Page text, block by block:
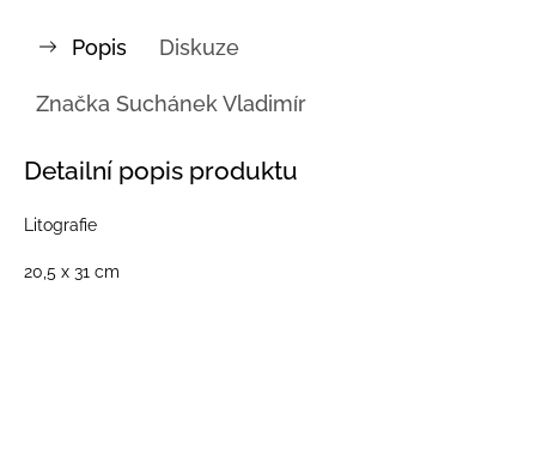
Popis Diskuze
Značka Suchánek Vladimír
Detailní popis produktu
Litografie
20,5 x 31 cm